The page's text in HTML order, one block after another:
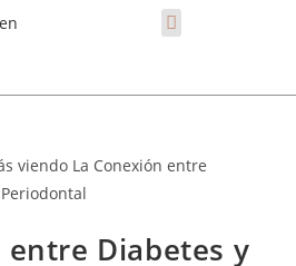
entre Diabetes y